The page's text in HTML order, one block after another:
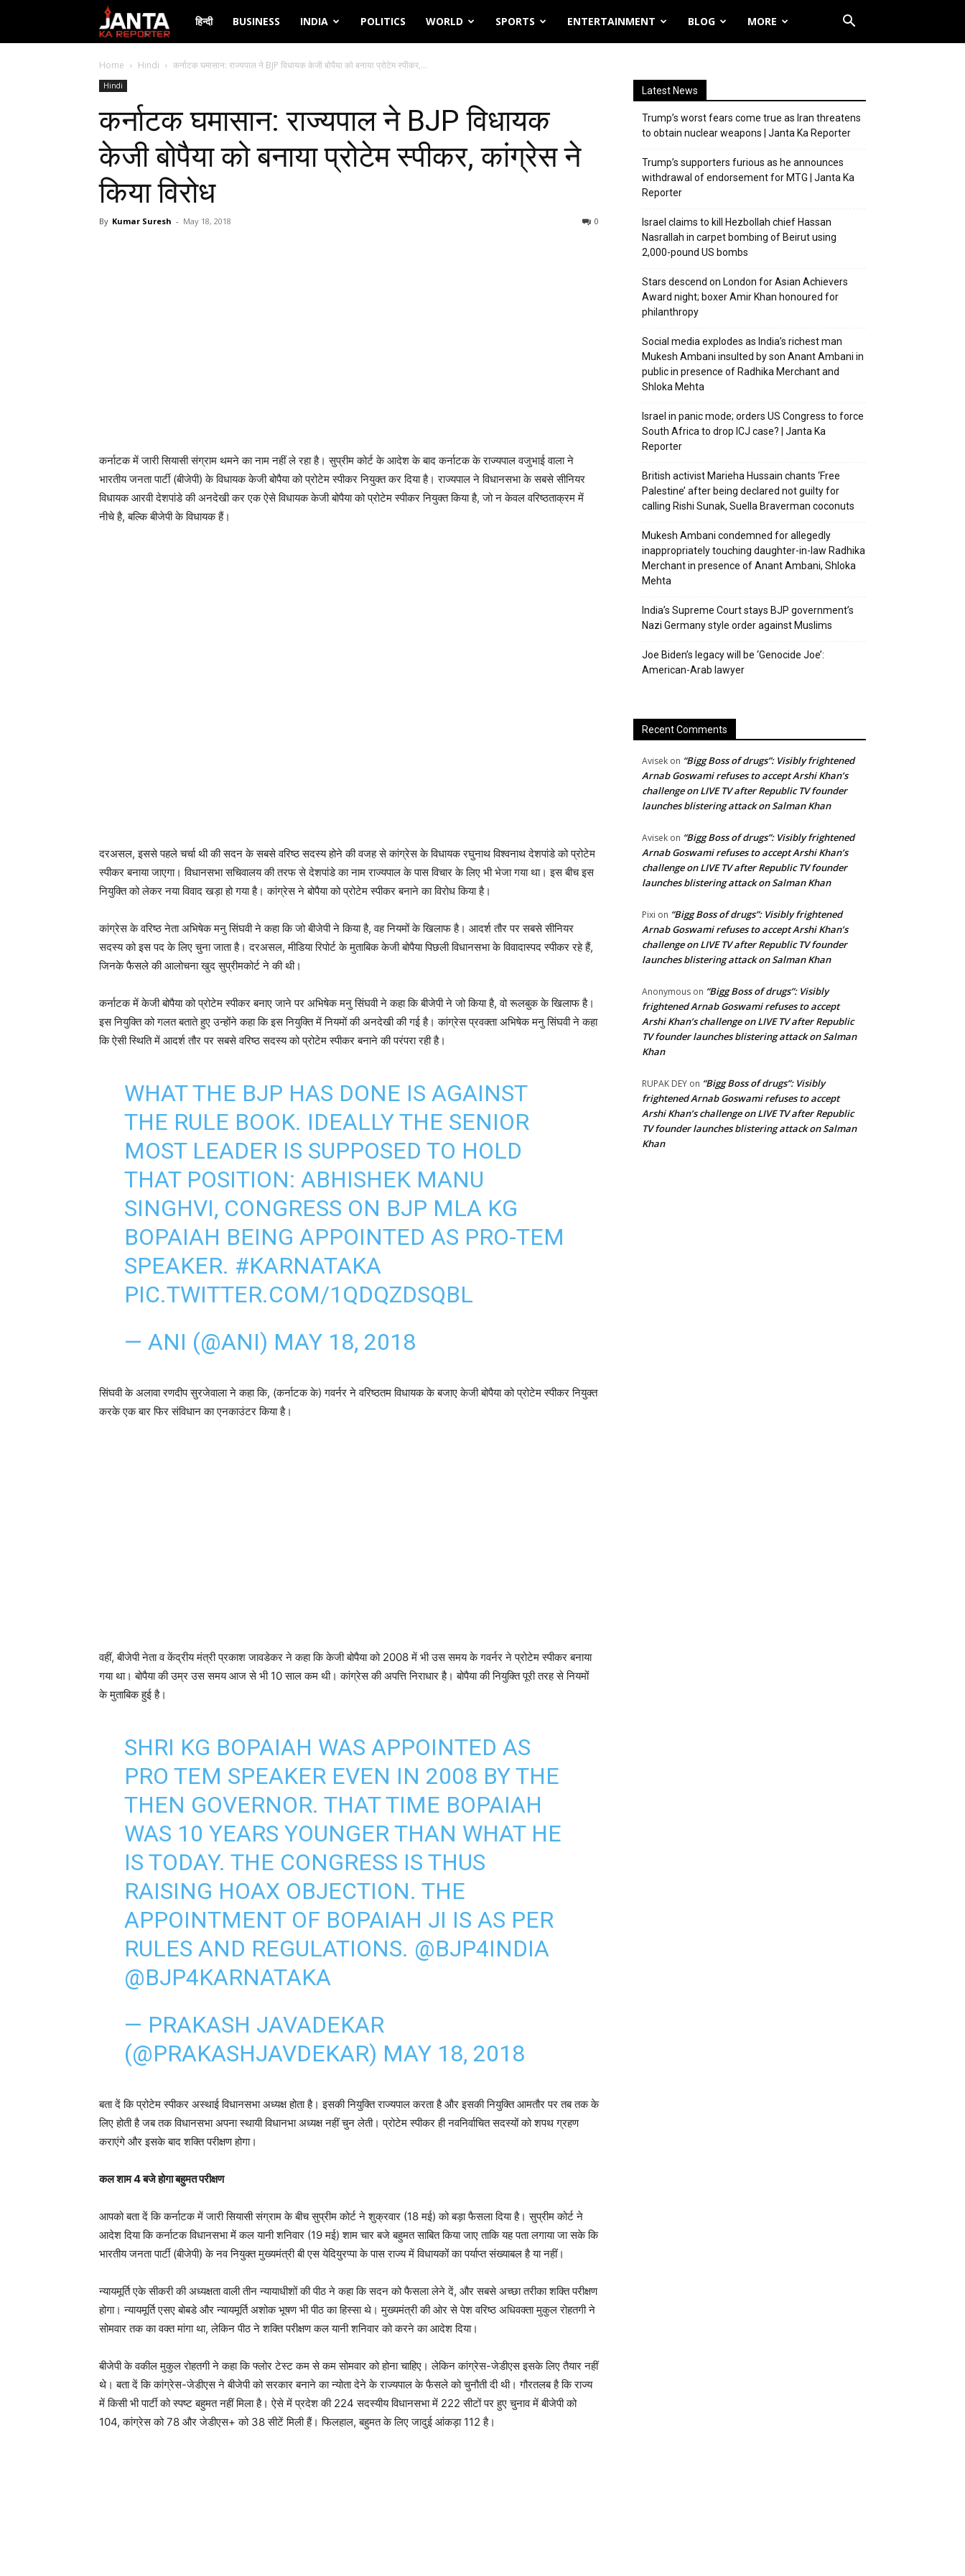
Janta
Ka
हिन्दी BUSINESS INDIA POLITICS WORLD SPORTS ENTERTAINMENT BLOG MORE
Home Hindi कर्नाटक घमासान: राज्यपाल ने BJP विधायक केजी बोपैया को बनाया प्रोटेम स्पीकर,...
Hindi
कर्नाटक घमासान: राज्यपाल ने BJP विधायक
केजी बोपैया को बनाया प्रोटेम स्पीकर, कांग्रेस ने
किया विरोध
By Kumar Suresh - May 18, 2018 0
कर्नाटक में जारी सियासी संग्राम थमने का नाम नहीं ले रहा है। सुप्रीम कोर्ट के आदेश के बाद कर्नाटक के राज्यपाल वजुभाई वाला ने
भारतीय जनता पार्टी (बीजेपी) के विधायक केजी बोपैया को प्रोटेम स्पीकर नियुक्त कर दिया है। राज्यपाल ने विधानसभा के सबसे सीनियर
विधायक आरवी देशपांडे की अनदेखी कर एक ऐसे विधायक केजी बोपैया को प्रोटेम स्पीकर नियुक्त किया है, जो न केवल वरिष्ठताक्रम में
नीचे है, बल्कि बीजेपी के विधायक हैं।
दरअसल, इससे पहले चर्चा थी की सदन के सबसे वरिष्ठ सदस्य होने की वजह से कांग्रेस के विधायक रघुनाथ विश्वनाथ देशपांडे को प्रोटेम
स्पीकर बनाया जाएगा। विधानसभा सचिवालय की तरफ से देशपांडे का नाम राज्यपाल के पास विचार के लिए भी भेजा गया था। इस बीच इस
नियुक्ति को लेकर नया विवाद खड़ा हो गया है। कांग्रेस ने बोपैया को प्रोटेम स्पीकर बनाने का विरोध किया है।
कांग्रेस के वरिष्ठ नेता अभिषेक मनु सिंघवी ने कहा कि जो बीजेपी ने किया है, वह नियमों के खिलाफ है। आदर्श तौर पर सबसे सीनियर
सदस्य को इस पद के लिए चुना जाता है। दरअसल, मीडिया रिपोर्ट के मुताबिक केजी बोपैया पिछली विधानसभा के विवादास्पद स्पीकर रहे हैं,
जिनके फैसले की आलोचना खुद सुप्रीमकोर्ट ने की थी।
कर्नाटक में केजी बोपैया को प्रोटेम स्पीकर बनाए जाने पर अभिषेक मनु सिंघवी ने कहा कि बीजेपी ने जो किया है, वो रूलबुक के खिलाफ है।
इस नियुक्ति को गलत बताते हुए उन्होंने कहा कि इस नियुक्ति में नियमों की अनदेखी की गई है। कांग्रेस प्रवक्ता अभिषेक मनु सिंघवी ने कहा
कि ऐसी स्थिति में आदर्श तौर पर सबसे वरिष्ठ सदस्य को प्रोटेम स्पीकर बनाने की परंपरा रही है।
WHAT THE BJP HAS DONE IS AGAINST
THE RULE BOOK. IDEALLY THE SENIOR
MOST LEADER IS SUPPOSED TO HOLD
THAT POSITION: ABHISHEK MANU
SINGHVI, CONGRESS ON BJP MLA KG
BOPAIAH BEING APPOINTED AS PRO-TEM
SPEAKER. #KARNATAKA
PIC.TWITTER.COM/1QDQZDSQBL
— ANI (@ANI) MAY 18, 2018
सिंघवी के अलावा रणदीप सुरजेवाला ने कहा कि, (कर्नाटक के) गवर्नर ने वरिष्ठतम विधायक के बजाए केजी बोपैया को प्रोटेम स्पीकर नियुक्त
करके एक बार फिर संविधान का एनकाउंटर किया है।
वहीं, बीजेपी नेता व केंद्रीय मंत्री प्रकाश जावडेकर ने कहा कि केजी बोपैया को 2008 में भी उस समय के गवर्नर ने प्रोटेम स्पीकर बनाया
गया था। बोपैया की उम्र उस समय आज से भी 10 साल कम थी। कांग्रेस की अपत्ति निराधार है। बोपैया की नियुक्ति पूरी तरह से नियमों
के मुताबिक हुई है।
SHRI KG BOPAIAH WAS APPOINTED AS
PRO TEM SPEAKER EVEN IN 2008 BY THE
THEN GOVERNOR. THAT TIME BOPAIAH
WAS 10 YEARS YOUNGER THAN WHAT HE
IS TODAY. THE CONGRESS IS THUS
RAISING HOAX OBJECTION. THE
APPOINTMENT OF BOPAIAH JI IS AS PER
RULES AND REGULATIONS. @BJP4INDIA
@BJP4KARNATAKA
— PRAKASH JAVADEKAR
(@PRAKASHJAVDEKAR) MAY 18, 2018
बता दें कि प्रोटेम स्‍पीकर अस्थाई विधानसभा अध्यक्ष होता है। इसकी नियुक्ति राज्यपाल करता है और इसकी नियुक्ति आमतौर पर तब तक के
लिए होती है जब तक विधानसभा अपना स्‍थायी विधानभा अध्‍यक्ष नहीं चुन लेती। प्रोटेम स्पीकर ही नवनिर्वाचित सदस्यों को शपथ ग्रहण
कराएंगे और इसके बाद शक्ति परीक्षण होगा।
कल शाम 4 बजे होगा बहुमत परीक्षण
आपको बता दें कि कर्नाटक में जारी सियासी संग्राम के बीच सुप्रीम कोर्ट ने शुक्रवार (18 मई) को बड़ा फैसला दिया है। सुप्रीम कोर्ट ने
आदेश दिया कि कर्नाटक विधानसभा में कल यानी शनिवार (19 मई) शाम चार बजे बहुमत साबित किया जाए ताकि यह पता लगाया जा सके कि
भारतीय जनता पार्टी (बीजेपी) के नव नियुक्त मुख्यमंत्री बी एस येदियुरप्पा के पास राज्य में विधायकों का पर्याप्त संख्याबल है या नहीं।
न्यायमूर्ति एके सीकरी की अध्यक्षता वाली तीन न्यायाधीशों की पीठ ने कहा कि सदन को फैसला लेने दें, और सबसे अच्छा तरीका शक्ति परीक्षण
होगा। न्यायमूर्ति एसए बोबडे और न्यायमूर्ति अशोक भूषण भी पीठ का हिस्सा थे। मुख्यमंत्री की ओर से पेश वरिष्ठ अधिवक्ता मुकुल रोहतगी ने
सोमवार तक का वक्त मांगा था, लेकिन पीठ ने शक्ति परीक्षण कल यानी शनिवार को करने का आदेश दिया।
बीजेपी के वकील मुकुल रोहतगी ने कहा कि फ्लोर टेस्ट कम से कम सोमवार को होना चाहिए। लेकिन कांग्रेस-जेडीएस इसके लिए तैयार नहीं
थे। बता दें कि कांग्रेस-जेडीएस ने बीजेपी को सरकार बनाने का न्योता देने के राज्यपाल के फैसले को चुनौती दी थी। गौरतलब है कि राज्य
में किसी भी पार्टी को स्पष्ट बहुमत नहीं मिला है। ऐसे में प्रदेश की 224 सदस्यीय विधानसभा में 222 सीटों पर हुए चुनाव में बीजेपी को
104, कांग्रेस को 78 और जेडीएस+ को 38 सीटें मिली हैं। फिलहाल, बहुमत के लिए जादुई आंकड़ा 112 है।
Latest News
Trump’s worst fears come true as Iran threatens
to obtain nuclear weapons | Janta Ka Reporter
Trump’s supporters furious as he announces
withdrawal of endorsement for MTG | Janta Ka
Reporter
Israel claims to kill Hezbollah chief Hassan
Nasrallah in carpet bombing of Beirut using
2,000-pound US bombs
Stars descend on London for Asian Achievers
Award night; boxer Amir Khan honoured for
philanthropy
Social media explodes as India’s richest man
Mukesh Ambani insulted by son Anant Ambani in
public in presence of Radhika Merchant and
Shloka Mehta
Israel in panic mode; orders US Congress to force
South Africa to drop ICJ case? | Janta Ka
Reporter
British activist Marieha Hussain chants ‘Free
Palestine’ after being declared not guilty for
calling Rishi Sunak, Suella Braverman coconuts
Mukesh Ambani condemned for allegedly
inappropriately touching daughter-in-law Radhika
Merchant in presence of Anant Ambani, Shloka
Mehta
India’s Supreme Court stays BJP government’s
Nazi Germany style order against Muslims
Joe Biden’s legacy will be ‘Genocide Joe’:
American-Arab lawyer
Recent Comments
Avisek on “Bigg Boss of drugs”: Visibly frightened
Arnab Goswami refuses to accept Arshi Khan’s
challenge on LIVE TV after Republic TV founder
launches blistering attack on Salman Khan
Avisek on “Bigg Boss of drugs”: Visibly frightened
Arnab Goswami refuses to accept Arshi Khan’s
challenge on LIVE TV after Republic TV founder
launches blistering attack on Salman Khan
Pixi on “Bigg Boss of drugs”: Visibly frightened
Arnab Goswami refuses to accept Arshi Khan’s
challenge on LIVE TV after Republic TV founder
launches blistering attack on Salman Khan
Anonymous on “Bigg Boss of drugs”: Visibly
frightened Arnab Goswami refuses to accept
Arshi Khan’s challenge on LIVE TV after Republic
TV founder launches blistering attack on Salman
Khan
RUPAK DEY on “Bigg Boss of drugs”: Visibly
frightened Arnab Goswami refuses to accept
Arshi Khan’s challenge on LIVE TV after Republic
TV founder launches blistering attack on Salman
Khan